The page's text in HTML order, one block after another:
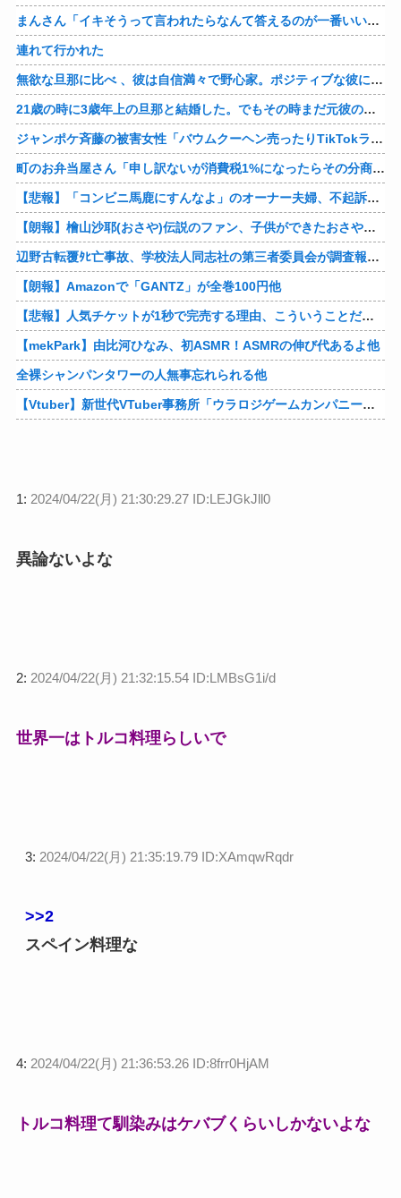
まんさん「イキそうって言われたらなんて答えるのが一番いい？」
連れて行かれた
無欲な旦那に比べ 、彼は自信満々で野心家。ポジティブな彼に惹かれバイト後や休みの日に会うようになり、男女の関係になるまで時間はいらなかった… だが彼はただのバカだったｗ
21歳の時に3歳年上の旦那と結婚した。でもその時まだ元彼のこと忘れられなくて、元彼の再アタックに負けて浮気しちゃって… でも結局ばれて旦那の辛そうな姿見て初めて後悔した…
ジャンポケ斉藤の被害女性「バウムクーヘン売ったりTikTokライブしててムカついたから示談しなかった」
町のお弁当屋さん「申し訳ないが消費税1%になったらその分商品代を値上げするわ」 「うちも！」
【悲報】「コンビニ馬鹿にすんなよ」のオーナー夫婦、不起訴ｗｗｗｗｗｗｗｗ
【朗報】檜山沙耶(おさや)伝説のファン、子供ができたおさやへの正直な気持ちを語るｗ
辺野古転覆ﾀﾋ亡事故、学校法人同志社の第三者委員会が調査報告書を公表 … 安全配慮義務違反や安全管理に関する検証を妨げた組織風土の存在を指摘
【朗報】Amazonで「GANTZ」が全巻100円他
【悲報】人気チケットが1秒で完売する理由、こういうことだったｗｗｗｗ他
【mekPark】由比河ひなみ、初ASMR！ASMRの伸び代あるよ他
全裸シャンパンタワーの人無事忘れられる他
【Vtuber】新世代VTuber事務所「ウラロジゲームカンパニー」より、ゲームの世界から“逆異世界転生”した5名が8月19日にデビュー！他
1: 2024/04/22(月) 21:30:29.27 ID:LEJGkJll0
異論ないよな
2: 2024/04/22(月) 21:32:15.54 ID:LMBsG1i/d
世界一はトルコ料理らしいで
3: 2024/04/22(月) 21:35:19.79 ID:XAmqwRqdr
>>2
スペイン料理な
4: 2024/04/22(月) 21:36:53.26 ID:8frr0HjAM
トルコ料理て馴染みはケバブくらいしかないよな